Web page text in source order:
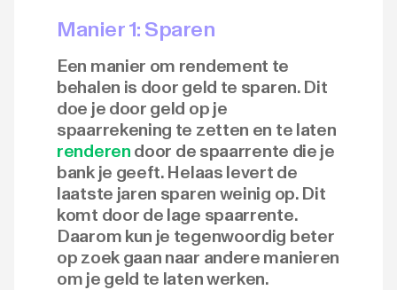
Manier 1: Sparen
Een manier om rendement te
behalen is door geld te sparen. Dit
doe je door geld op je
spaarrekening te zetten en te laten
renderen door de spaarrente die je
bank je geeft. Helaas levert de
laatste jaren sparen weinig op. Dit
komt door de lage spaarrente.
Daarom kun je tegenwoordig beter
op zoek gaan naar andere manieren
om je geld te laten werken.